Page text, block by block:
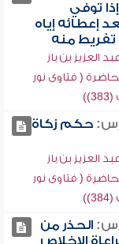
توفي
إعطائه إياه
تفريط منه
العزيز بن باز
( فتاوى نور
حكم زكاة
العزيز بن باز
( فتاوى نور
الحذر من
الإخلاص